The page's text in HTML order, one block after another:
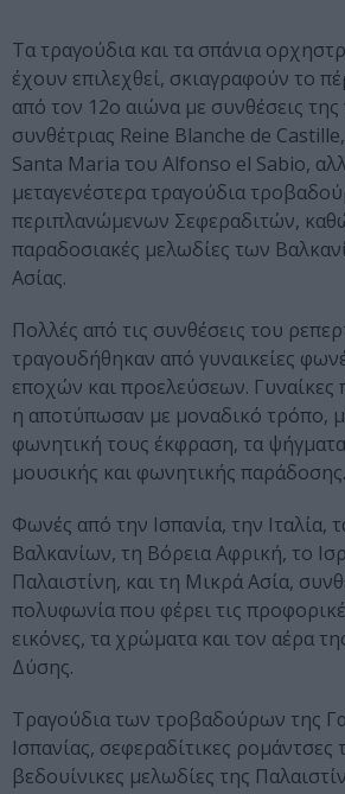
Τα τραγούδια και τα σπάνια
έχουν επιλεχθεί, σκιαγραφούν το
από τον 12ο αιώνα με συνθέσεις της
συνθέτριας Reine Blanche de
Santa Maria του Alfonso el Sabio,
μεταγενέστερα τραγούδια
περιπλανώμενων Σεφεραδιτών,
παραδοσιακές μελωδίες των
Ασίας.
Πολλές από τις συνθέσεις του
τραγουδήθηκαν από γυναικείες
εποχών και προελεύσεων.
η αποτύπωσαν με μοναδικό τρόπο,
φωνητική τους έκφραση, τα
μουσικής και φωνητικής παράδοσης.
Φωνές από την Ισπανία, την Ιταλία,
Βαλκανίων, τη Βόρεια Αφρική, το
Παλαιστίνη, και τη Μικρά Ασία,
πολυφωνία που φέρει τις
εικόνες, τα χρώματα και τον αέρα
Δύσης.
Τραγούδια των τροβαδούρων της
Ισπανίας, σεφεραδίτικες ρομάντσες
βεδουίνικες μελωδίες της